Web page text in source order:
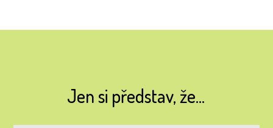
Jen si představ, že...